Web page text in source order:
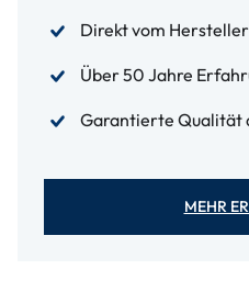
Direkt vom Hersteller
Über 50 Jahre
Garantierte Qualität
MEHR